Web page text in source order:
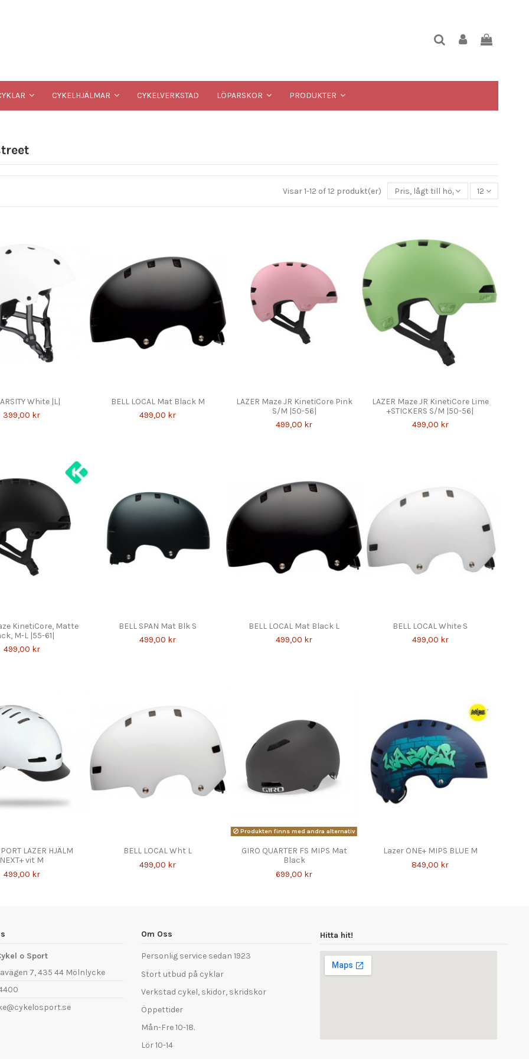
CYKELHJÄLMAR CYKELVERKSTAD LÖPARSKOR PRODUKTER
Visar 1-12 of 12 produkt(er) Pris, lågt till högt 12
White |L|
399,00 kr
BELL LOCAL Mat Black M
499,00 kr
LAZER Maze JR KinetiCore Pink
S/M |50-56|
499,00 kr
LAZER Maze JR KinetiCore Lime
+STICKERS S/M |50-56|
499,00 kr
KinetiCore, Matte
M-L |55-61|
499,00 kr
BELL SPAN Mat Blk S
499,00 kr
BELL LOCAL Mat Black L
499,00 kr
BELL LOCAL White S
499,00 kr
LAZER HJÄLM
NEXT+ vit M
499,00 kr
BELL LOCAL Wht L
499,00 kr
Produkten finns med andra alternativ
GIRO QUARTER FS MIPS Mat
Black
699,00 kr
Lazer ONE+ MIPS BLUE M
849,00 kr
o Sport
7, 435 44 Mölnlycke
Om Oss
Personlig service sedan 1923
Stort utbud på cyklar
Verkstad cykel, skidor, skridskor
Öppettider
Mån-Fre 10-18.
Lör 10-14
Hitta hit!